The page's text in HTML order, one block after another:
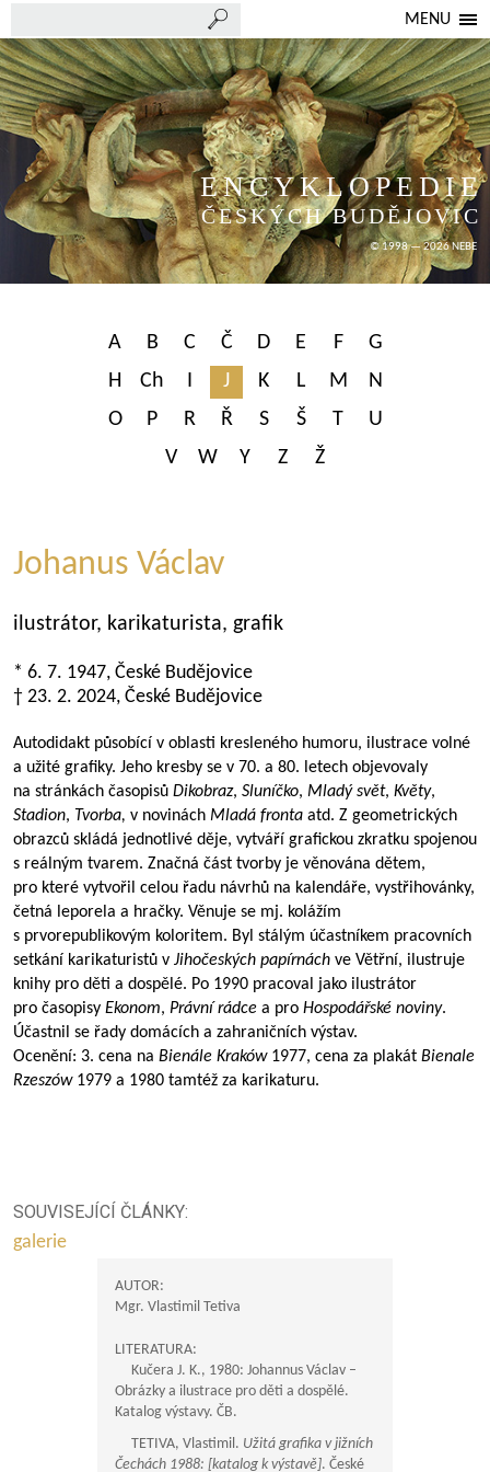
MENU
ENCYKLOPEDIE
ČESKÝCH BUDĚJOVIC
© 1998 — 2026 NEBE
A B C Č D E F
G
H
Ch I J K L M
N
O
P R Ř S Š T
U
V
W Y Z Ž
Johanus Václav
ilustrátor, karikaturista, grafik
* 6. 7. 1947, České Budějovice
† 23. 2. 2024, České Budějovice
Autodidakt působící v oblasti kresleného humoru, ilustrace volné
a užité grafiky. Jeho kresby se v 70. a 80. letech objevovaly
na stránkách časopisů Dikobraz, Sluníčko, Mladý svět, Květy,
Stadion, Tvorba, v novinách Mladá fronta atd. Z geometrických
obrazců skládá jednotlivé děje, vytváří grafickou zkratku spojenou
s reálným tvarem. Značná část tvorby je věnována dětem,
pro které vytvořil celou řadu návrhů na kalendáře, vystřihovánky,
četná leporela a hračky. Věnuje se mj. kolážím
s prvorepublikovým koloritem. Byl stálým účastníkem pracovních
setkání karikaturistů v Jihočeských papírnách ve Větřní, ilustruje
knihy pro děti a dospělé. Po 1990 pracoval jako ilustrátor
pro časopisy Ekonom, Právní rádce a pro Hospodářské noviny.
Účastnil se řady domácích a zahraničních výstav.
Ocenění: 3. cena na Bienále Kraków1977, cena za plakát Bienale
Rzeszów1979 a 1980 tamtéž za karikaturu.
SOUVISEJÍCÍ ČLÁNKY:
galerie
AUTOR:
Mgr. Vlastimil Tetiva
LITERATURA:
Kučera J. K., 1980: Johannus Václav –
Obrázky a ilustrace pro děti a dospělé.
Katalog výstavy. ČB.
TETIVA, Vlastimil. Užitá grafika v jižních
Čechách 1988: [katalog k výstavě]. České